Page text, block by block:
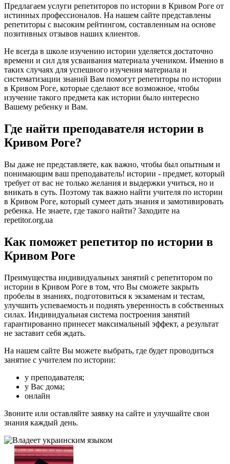
Предлагаем услуги репетиторов по истории в Кривом Роге от
истинных профессионалов. На нашем сайте представлены
репетиторы с высоким рейтингом, составленным на основе
позитивных отзывов наших клиентов.
Не всегда в школе изучению истории уделяется достаточно
времени и сил для усваивания материала учеником. Именно в
таких случаях для успешного изучения материала и
систематизации знаний Вам помогут репетиторы по истории
в Кривом Роге, которые сделают все возможное, чтобы
изучение такого предмета как истории было интересно
Вашему ребенку и Вам.
Где найти преподавателя истории в
Кривом Роге?
Вы даже не представляете, как важно, чтобы был опытным и
понимающим ваш преподаватель! истории - предмет, который
требует от вас не только желания и выдержки учиться, но и
вникать в суть. Поэтому так важно найти учителя по истории
в Кривом Роге, который сумеет дать знания и замотивировать
ребенка. Не знаете, где такого найти? Заходите на
repetitor.org.ua
Как поможет репетитор по истории в
Кривом Роге
Преимущества индивидуальных занятий с репетитором по
истории в Кривом Роге в том, что Вы сможете закрыть
пробелы в знаниях, подготовиться к экзаменам и тестам,
улучшить успеваемость и поднять уверенность в собственных
силах. Индивидуальная система построения занятий
гарантированно принесет максимальный эффект, а результат
не заставит себя ждать.
На нашем сайте Вы можете выбрать, где будет проводиться
занятие с учителем по истории:
у преподавателя;
у Вас дома;
онлайн
Звоните или оставляйте заявку на сайте и улучшайте свои
знания каждый день.